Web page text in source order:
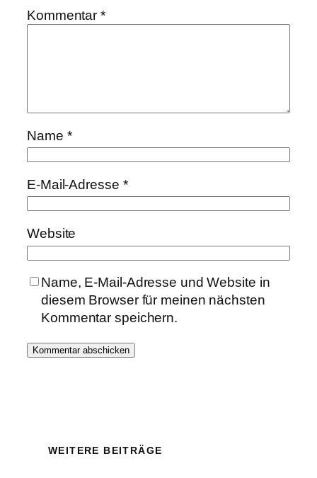
Kommentar*
Name *
E-Mail-Adresse *
Website
Name, E-Mail-Adresse und Website in
diesem Browser für meinen nächsten
Kommentar speichern.
WEITERE BEITRÄGE